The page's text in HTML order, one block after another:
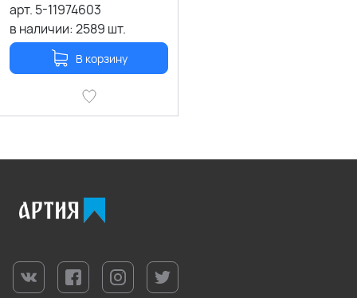
арт. 5-11974603
в наличии:2589 шт.
В корзину